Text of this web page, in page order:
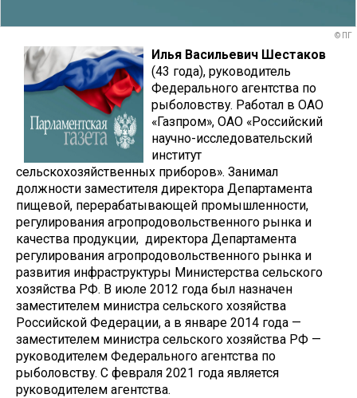
© ПГ
Илья Васильевич Шестаков
(43 года), руководитель
Федерального агентства по
рыболовству. Работал в ОАО
«Газпром», ОАО «Российский
научно-исследовательский
институт
сельскохозяйственных приборов». Занимал
должности заместителя директора Департамента
пищевой, перерабатывающей промышленности,
регулирования агропродовольственного рынка и
качества продукции, директора Департамента
регулирования агропродовольственного рынка и
развития инфраструктуры Министерства сельского
хозяйства РФ. В июле 2012 года был назначен
заместителем министра сельского хозяйства
Российской Федерации, а в январе 2014 года —
заместителем министра сельского хозяйства РФ —
руководителем Федерального агентства по
рыболовству. С февраля 2021 года является
руководителем агентства.